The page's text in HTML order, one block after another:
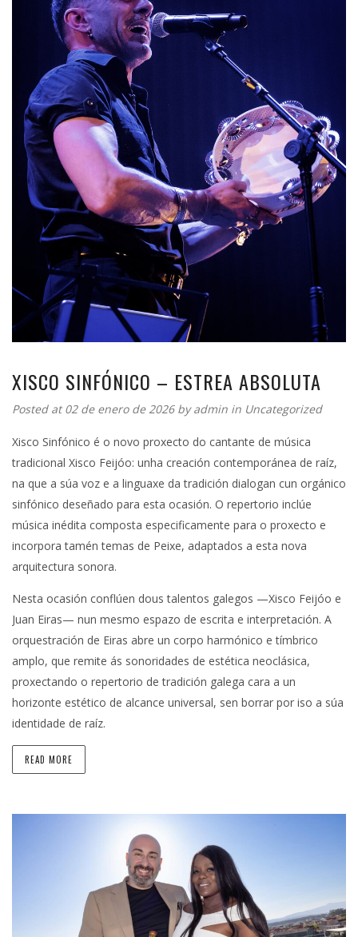
XISCO SINFÓNICO – ESTREA ABSOLUTA
Posted at 02 de enero de 2026 byadmin in Uncategorized
Xisco Sinfónico é o novo proxecto do cantante de música
tradicional Xisco Feijóo: unha creación contemporánea de raíz,
na que a súa voz e a linguaxe da tradición dialogan cun orgánico
sinfónico deseñado para esta ocasión. O repertorio inclúe
música inédita composta especificamente para o proxecto e
incorpora tamén temas de Peixe, adaptados a esta nova
arquitectura sonora.
Nesta ocasión conflúen dous talentos galegos —Xisco Feijóo e
Juan Eiras— nun mesmo espazo de escrita e interpretación. A
orquestración de Eiras abre un corpo harmónico e tímbrico
amplo, que remite ás sonoridades de estética neoclásica,
proxectando o repertorio de tradición galega cara a un
horizonte estético de alcance universal, sen borrar por iso a súa
identidade de raíz.
READ MORE